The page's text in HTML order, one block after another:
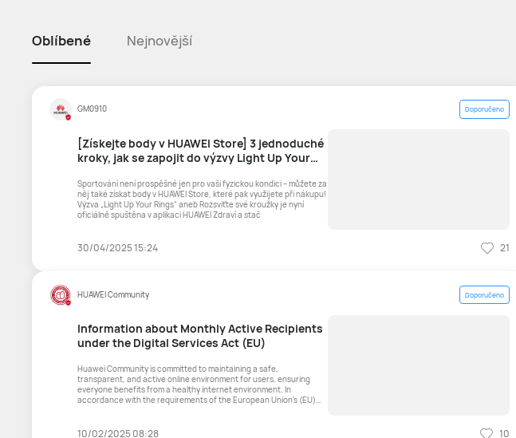
Oblíbené Nejnovější
GM0910 Doporučeno
[Získejte body v HUAWEI Store] 3 jednoduché
kroky, jak se zapojit do výzvy Light Up Your
Sportování není prospěšné jen pro vaši fyzickou kondici – můžete za
něj také získat body v HUAWEI Store, které pak využijete při nákupu!
Výzva „Light Up Your Rings“ aneb Rozsviťte své kroužky je nyní
oficiálně spuštěna v aplikaci HUAWEI Zdraví a stač
30/04/2025 15:24 21
HUAWEI Community Doporučeno
Information about Monthly Active Recipients
under the Digital Services Act (EU)
Huawei Community is committed to maintaining a safe,
transparent, and active online environment for users, ensuring
everyone benefits from a healthy internet environment. In
accordance with the requirements of the European Union's (EU)
10/02/2025 08:28 10